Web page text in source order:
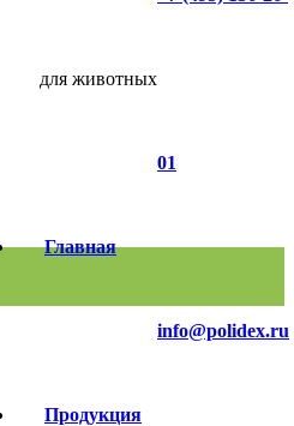
для животных
Главная
Продукция
01
info@polidex.ru